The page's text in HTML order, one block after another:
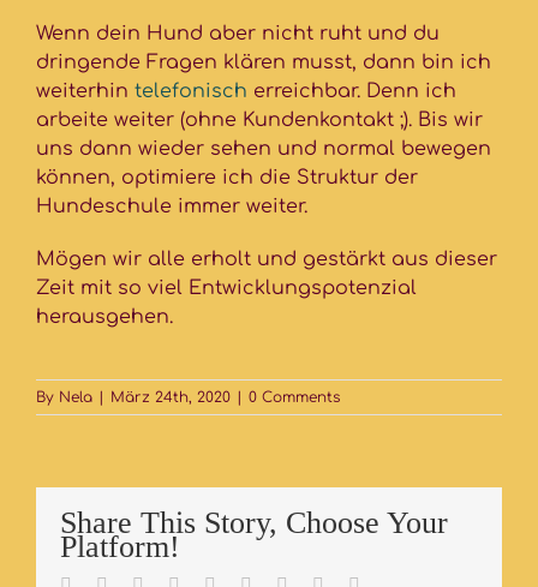
Wenn dein Hund aber nicht ruht und du
dringende Fragen klären musst, dann bin ich
weiterhin telefonisch erreichbar. Denn ich
arbeite weiter (ohne Kundenkontakt ;). Bis wir
uns dann wieder sehen und normal bewegen
können, optimiere ich die Struktur der
Hundeschule immer weiter.
Mögen wir alle erholt und gestärkt aus dieser
Zeit mit so viel Entwicklungspotenzial
herausgehen.
By Nela März 24th, 2020 0 Comments
Share This Story, Choose Your
Platform!